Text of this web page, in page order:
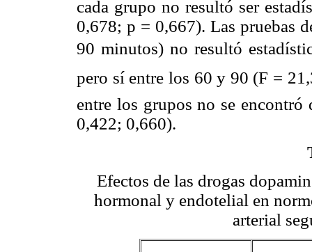
cada grupo no resultó ser
0,678; p = 0,667). Las pruebas
90 minutos) no resultó
pero sí entre los 60 y 90 (F =
entre los grupos no se
0,422; 0,660).
Efectos de las drogas
hormonal y endotelial en
arterial